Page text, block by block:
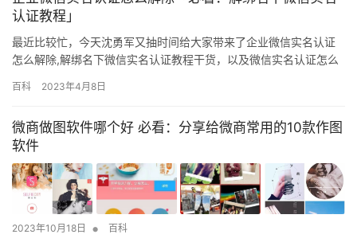
认证教程」
最近比较忙，今天沈勇军又抽时间给大家带来了企业微信实名认证
怎么解除,解绑名下微信实名认证教程干货，以及微信实名认证怎么
有这样才能真正理解和掌握！ 但是前提是需要进行实名认证，那么
下来沈勇军就给大家整理了2021年《微信》实名认证解绑教程，一
起看…
百科 2023年4月8日
微商做图软件哪个好 必看：分享给微商常用的10款作图
软件
2023年10月18日 • 百科